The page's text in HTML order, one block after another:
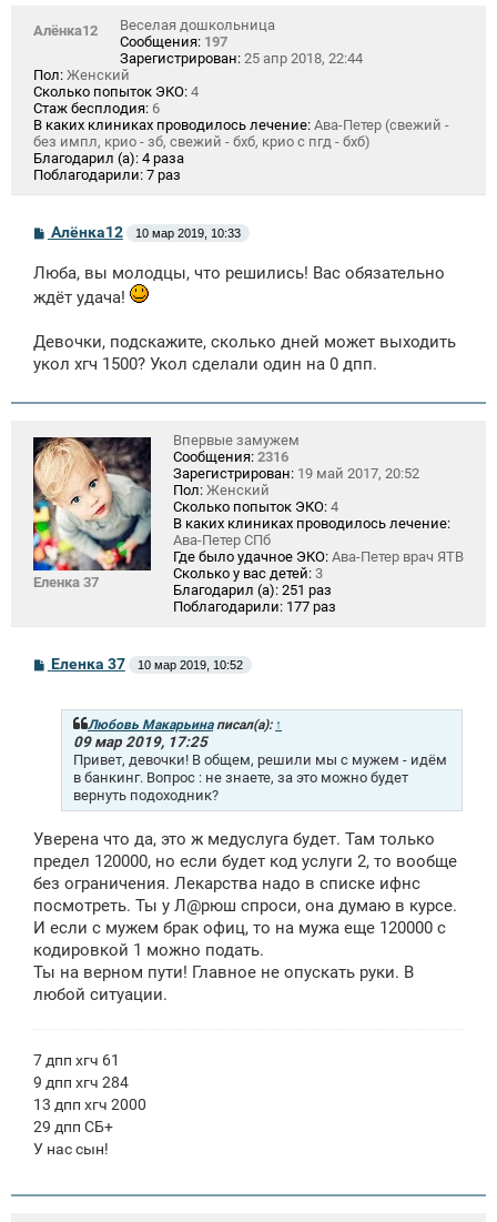
Алёнка12
Веселая дошкольница
Сообщения: 197
Зарегистрирован: 25 апр 2018, 22:44
Пол: Женский
Сколько попыток ЭКО: 4
Стаж бесплодия: 6
В каких клиниках проводилось лечение: Ава-Петер (свежий -
без импл, крио - зб, свежий - бхб, крио с пгд - бхб)
Благодарил (а): 4 раза
Поблагодарили: 7 раз
С
о
б
щ
е
и
Алёнка12 10 мар 2019, 10:33
Люба, вы молодцы, что решились! Вас обязательно
ждёт удача!
Девочки, подскажите, сколько дней может выходить
укол хгч 1500? Укол сделали один на 0 дпп.
Еленка 37
Впервые замужем
Сообщения: 2316
Зарегистрирован: 19 май 2017, 20:52
Пол: Женский
Сколько попыток ЭКО: 4
В каких клиниках проводилось лечение:
Ава-Петер СПб
Где было удачное ЭКО: Ава-Петер врач ЯТВ
Сколько у вас детей: 3
Благодарил (а): 251 раз
Поблагодарили: 177 раз
С
о
Еленка 37 10 мар 2019, 10:52
Любовь Макарьинаписал(а): ↑
09 мар 2019, 17:25
Привет, девочки! В общем, решили мы с мужем - идём
в банкинг. Вопрос : не знаете, за это можно будет
вернуть подоходник?
Уверена что да, это ж медуслуга будет. Там только
предел 120000, но если будет код услуги 2, то вообще
без ограничения. Лекарства надо в списке ифнс
посмотреть. Ты у Л@рюш спроси, она думаю в курсе.
И если с мужем брак офиц, то на мужа еще 120000 с
кодировкой 1 можно подать.
Ты на верном пути! Главное не опускать руки. В
любой ситуации.
7 дпп хгч 61
9 дпп хгч 284
13 дпп хгч 2000
29 дпп СБ+
У нас сын!